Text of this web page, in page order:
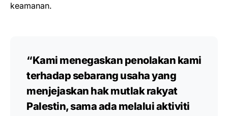
keamanan.
“Kami menegaskan penolakan kami
terhadap sebarang usaha yang
menjejaskan hak mutlak rakyat
Palestin, sama ada melalui aktiviti